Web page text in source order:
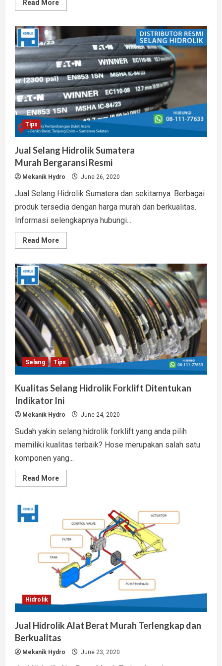
Read MoreRead
more
Temukan
Toko
Selang
Hidrolik
Terdekat
Berkualitas
Tips
Jual Selang Hidrolik Sumatera
Murah Bergaransi Resmi
Mekanik Hydro June 26, 2020
Jual Selang Hidrolik Sumatera dan sekitarnya. Berbagai
produk tersedia dengan harga murah dan berkualitas.
Informasi selengkapnya hubungi...
Read MoreRead
more
Selang
Hidrolik
Sumatera
Murah Bergaransi
Resmi
Selang Tips
Kualitas Selang Hidrolik Forklift Ditentukan
Indikator Ini
Mekanik Hydro June 24, 2020
Sudah yakin selang hidrolik forklift yang anda pilih
memiliki kualitas terbaik? Hose merupakan salah satu
komponen yang...
Read MoreRead
more
Forklift
Ditentukan
Indikator
Ini
Hidrolik
Jual Hidrolik Alat Berat Murah Terlengkap dan
Berkualitas
Mekanik Hydro June 23, 2020